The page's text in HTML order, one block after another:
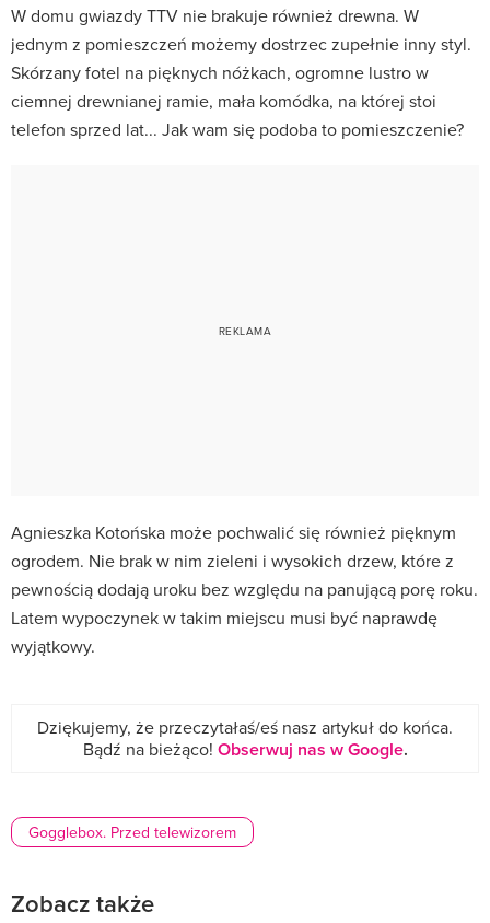
W domu gwiazdy TTV nie brakuje również drewna. W
jednym z pomieszczeń możemy dostrzec zupełnie inny styl.
Skórzany fotel na pięknych nóżkach, ogromne lustro w
ciemnej drewnianej ramie, mała komódka, na której stoi
telefon sprzed lat... Jak wam się podoba to pomieszczenie?
Agnieszka Kotońska może pochwalić się również pięknym
ogrodem. Nie brak w nim zieleni i wysokich drzew, które z
pewnością dodają uroku bez względu na panującą porę roku.
Latem wypoczynek w takim miejscu musi być naprawdę
wyjątkowy.
Dziękujemy, że przeczytałaś/eś nasz artykuł do końca.
Bądź na bieżąco! Obserwuj nas w Google.
Gogglebox. Przed telewizorem
Zobacz także